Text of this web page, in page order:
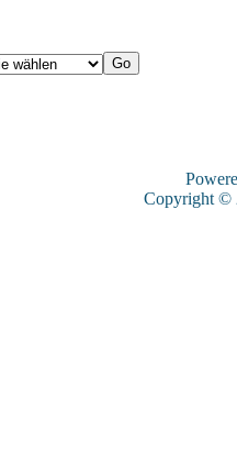
Copyright ©